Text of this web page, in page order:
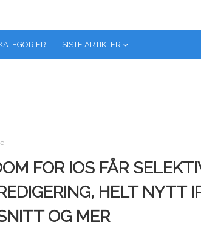
SISTE ARTIKLER
FOR IOS FÅR
HELT NYTT
OG MER